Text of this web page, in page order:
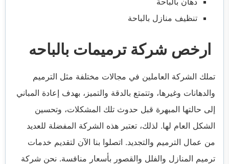
تنظيف منازل بالباحة
ارخص شركة ترميمات بالباحه
تملك الشركة العاملين في مجالات مختلفة مثل الترميم
والدهانات وغيرها، وتتمتع بالدقة والتميز، بهدف إعادة المباني
إلى حالتها المبهرة قبل حدوث تلك المشكلات، وتحسين
الشكل العام لها. لذلك، تعتبر هذه الشركة المفضلة للعديد
من عمال الترميم والتجديد. اتصلوا بنا الآن لتقديم خدمات
ترميم المنازل والفلل والقصور بأسعار منافسة. نحن شركة